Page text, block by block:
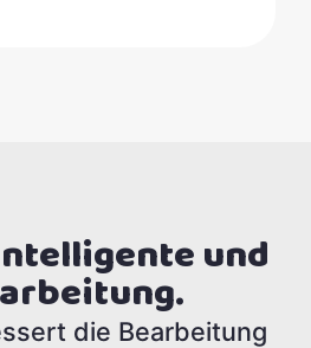
und
die Bearbeitung